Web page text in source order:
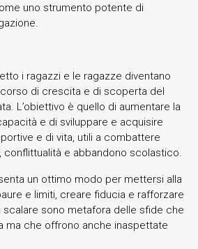
uno strumento potente di
i ragazzi e le ragazze diventano
di crescita e di scoperta del
L’obiettivo è quello di aumentare la
e di sviluppare e acquisire
e di vita, utili a combattere
conflittualità e abbandono scolastico.
un ottimo modo per mettersi alla
e limiti, creare fiducia e rafforzare
sono metafora delle sfide che
ma che offrono anche inaspettate